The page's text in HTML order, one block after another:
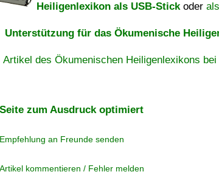
Heiligenlexikon als USB-Stickoder
für das Ökumenische
Artikel des Ökumenischen Heiligenlexikons
Seite zum Ausdruck optimiert
Empfehlung an Freunde senden
Artikel kommentieren / Fehler melden